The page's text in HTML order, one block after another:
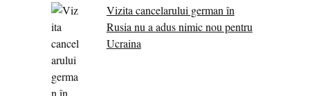
Vizita cancelarului german în
Rusia nu a adus nimic nou pentru
Ucraina